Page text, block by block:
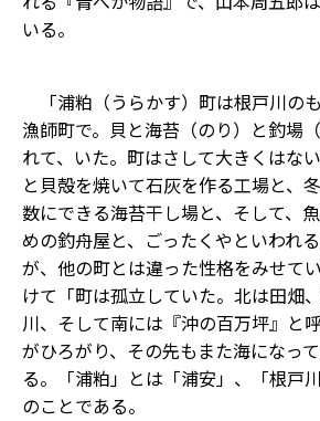
いる。
「浦粕（うらかす）町は根戸川の
漁師町で。貝と海苔（のり）と釣場
れて、いた。町はさして大きくはな
と貝殻を焼いて石灰を作る工場と、
数にできる海苔干し場と、そして、
めの釣舟屋と、ごったくやといわれ
が、他の町とは違った性格をみせて
けて「町は孤立していた。北は田畑
川、そして南には『沖の百万坪』と
がひろがり、その先もまた海になっ
る。「浦粕」とは「浦安」、「根戸
のことである。